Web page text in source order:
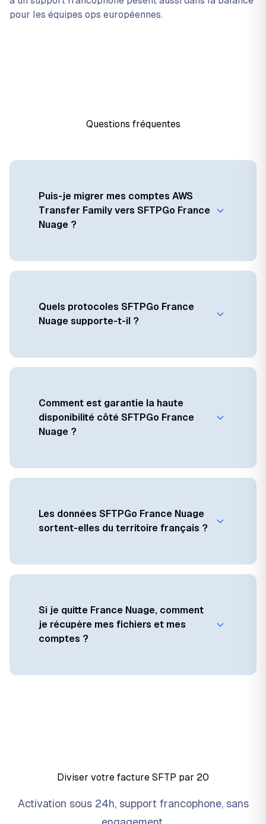
pour les équipes ops européennes.
Questions fréquentes
Puis-je migrer mes comptes AWS
Transfer Family vers SFTPGo France
Nuage ?
Quels protocoles SFTPGo France
Nuage supporte-t-il ?
Comment est garantie la haute
disponibilité côté SFTPGo France
Nuage ?
Les données SFTPGo France Nuage
sortent-elles du territoire français ?
Si je quitte France Nuage, comment
je récupère mes fichiers et mes
comptes ?
Diviser votre facture SFTP par 20
Activation sous 24h, support francophone, sans